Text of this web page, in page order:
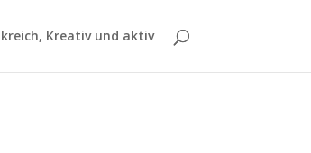
Kreativ und aktiv